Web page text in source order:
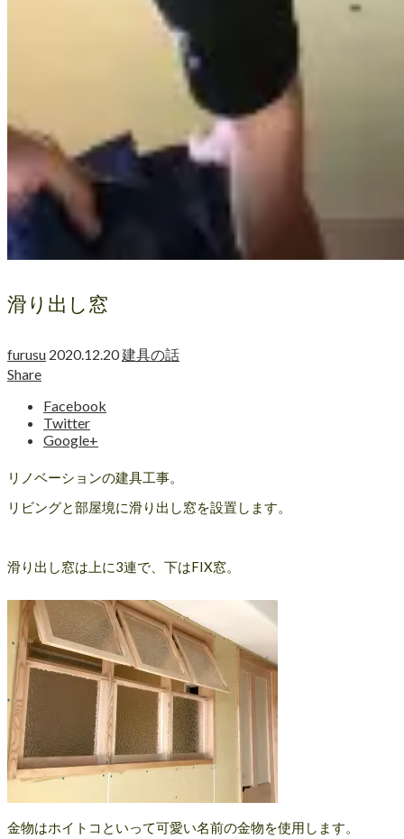
滑り出し窓
furusu 2020.12.20建具の話
Share
Facebook
Twitter
Google+
リノベーションの建具工事。
リビングと部屋境に滑り出し窓を設置します。
滑り出し窓は上に3連で、下はFIX窓。
金物はホイトコといって可愛い名前の金物を使用します。